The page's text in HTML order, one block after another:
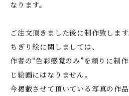
なります。
ご注文頂きました後に制作致します
ちぎり絵に関しましては、
作者の“色彩感覚のみ”を頼りに制
じ絵画にはなりません。
今掲載させて頂いている写真の作